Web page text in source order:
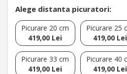
Alege distanta picuratori:
Picurare 20 cm
419,00 Lei
Picurare 25
419,00 Lei
Picurare 33 cm
419,00 Lei
Picurare 40
419,00 Lei